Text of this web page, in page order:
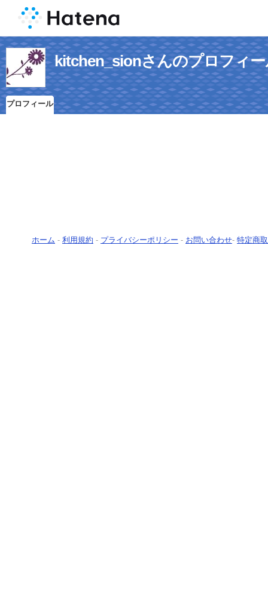
kitchen_sionさんのプロフィ
プロフィール
ホーム - 利用規約 - プライバシーポリシー - お問い合わせ- 特定商